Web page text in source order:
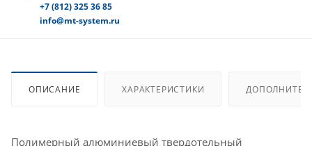
+7 (812) 325 36 85
info@mt-system.ru
ОПИСАНИЕ ХАРАКТЕРИСТИКИ
Полимерный алюминиевый твердотельный